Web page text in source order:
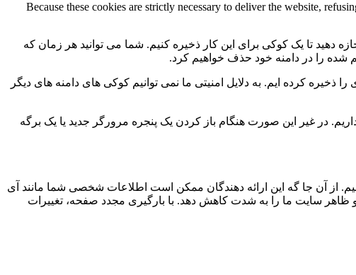
Because these cookies are strictly necessary to deliver the website,
دهید تا یک کوکی برای این کار ذخیره کنیم. شما می توانید هر زمان که
شده را در دامنه خود حذف خواهیم کرد.
کرده ایم. به دلایل امنیتی ما نمی توانیم کوکی های دامنه های دیگر
را فعال کنید. ما به 2 کوکی برای ذخیره این تنظیمات نیاز داریم. در غیر این صورت هنگام باز کردن یک پنجره مرورگر جدید یا یک برگه
از آن جا گه این ارائه دهندگان ممکن است اطلاعات شخصی شما مانند آی
ظاهر سایت ما را به شدت کاهش دهد. با بارگیری مجدد صفحه، تغییرات